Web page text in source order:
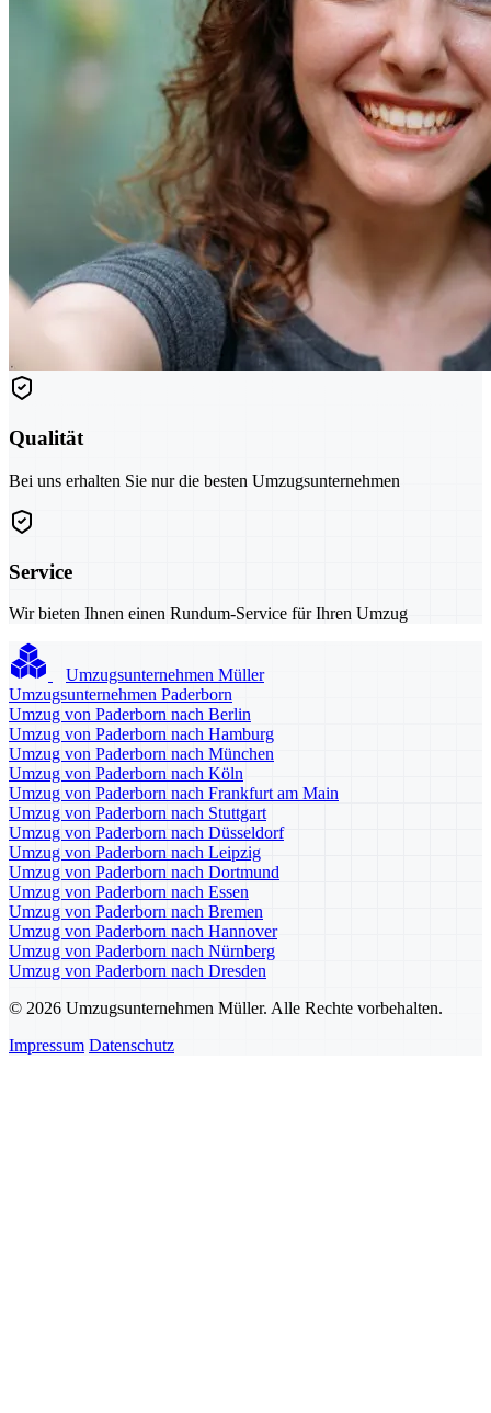
Qualität
Bei uns erhalten Sie nur die besten Umzugsunternehmen
Service
Wir bieten Ihnen einen Rundum-Service für Ihren Umzug
Umzugsunternehmen Müller
Umzugsunternehmen Paderborn
Umzug von Paderborn nach Berlin
Umzug von Paderborn nach Hamburg
Umzug von Paderborn nach München
Umzug von Paderborn nach Köln
Umzug von Paderborn nach Frankfurt am Main
Umzug von Paderborn nach Stuttgart
Umzug von Paderborn nach Düsseldorf
Umzug von Paderborn nach Leipzig
Umzug von Paderborn nach Dortmund
Umzug von Paderborn nach Essen
Umzug von Paderborn nach Bremen
Umzug von Paderborn nach Hannover
Umzug von Paderborn nach Nürnberg
Umzug von Paderborn nach Dresden
© 2026 Umzugsunternehmen Müller. Alle Rechte vorbehalten.
Impressum Datenschutz